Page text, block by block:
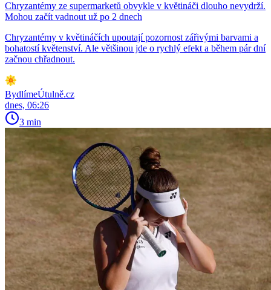
Chryzantémy ze supermarketů obvykle v květináči dlouho nevydrží.
Mohou začít vadnout už po 2 dnech
Chryzantémy v květináčích upoutají pozornost zářivými barvami a
bohatostí květenství. Ale většinou jde o rychlý efekt a během pár dní
začnou chřadnout.
BydlímeÚtulně.cz
dnes, 06:26
3 min